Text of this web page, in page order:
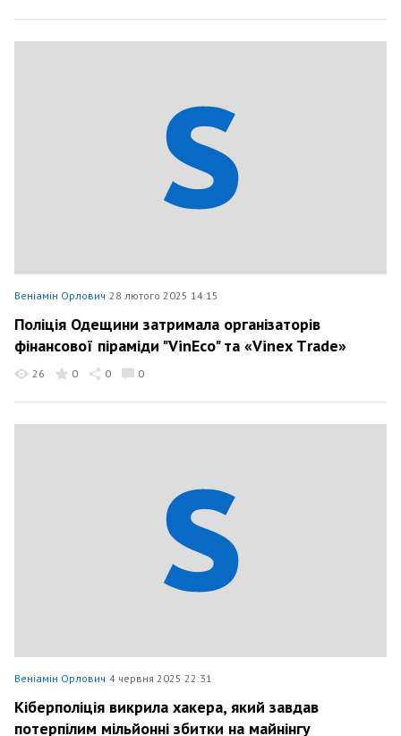
Веніамін Орлович 28 лютого 2025 14:15
Поліція Одещини затримала організаторів
фінансової піраміди "VinEco" та «Vinex Тrade»
26 0 0 0
Веніамін Орлович 4 червня 2025 22:31
Кіберполіція викрила хакера, який завдав
потерпілим мільйонні збитки на майнінгу